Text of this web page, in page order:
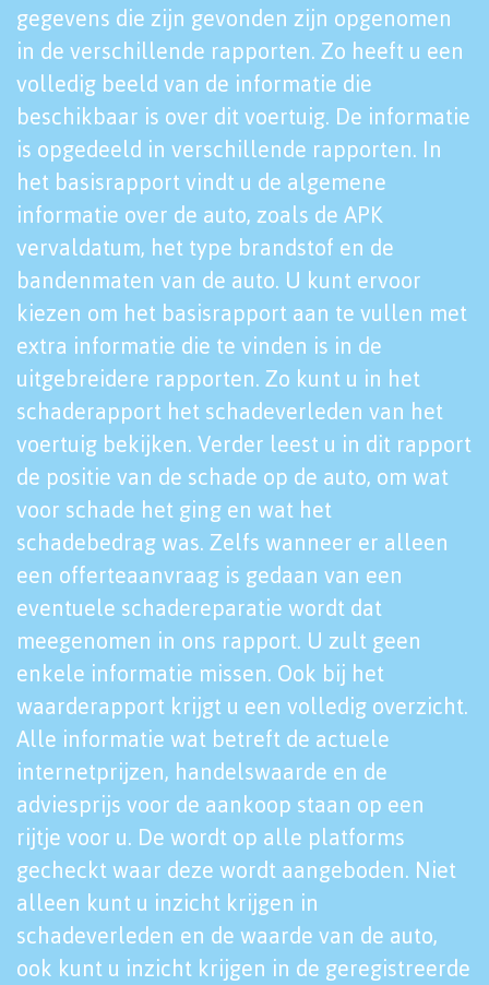
gegevens die zijn gevonden zijn opgenomen
in de verschillende rapporten. Zo heeft u een
volledig beeld van de informatie die
beschikbaar is over dit voertuig. De informatie
is opgedeeld in verschillende rapporten. In
het basisrapport vindt u de algemene
informatie over de auto, zoals de APK
vervaldatum, het type brandstof en de
bandenmaten van de auto. U kunt ervoor
kiezen om het basisrapport aan te vullen met
extra informatie die te vinden is in de
uitgebreidere rapporten. Zo kunt u in het
schaderapport het schadeverleden van het
voertuig bekijken. Verder leest u in dit rapport
de positie van de schade op de auto, om wat
voor schade het ging en wat het
schadebedrag was. Zelfs wanneer er alleen
een offerteaanvraag is gedaan van een
eventuele schadereparatie wordt dat
meegenomen in ons rapport. U zult geen
enkele informatie missen. Ook bij het
waarderapport krijgt u een volledig overzicht.
Alle informatie wat betreft de actuele
internetprijzen, handelswaarde en de
adviesprijs voor de aankoop staan op een
rijtje voor u. De wordt op alle platforms
gecheckt waar deze wordt aangeboden. Niet
alleen kunt u inzicht krijgen in
schadeverleden en de waarde van de auto,
ook kunt u inzicht krijgen in de geregistreerde